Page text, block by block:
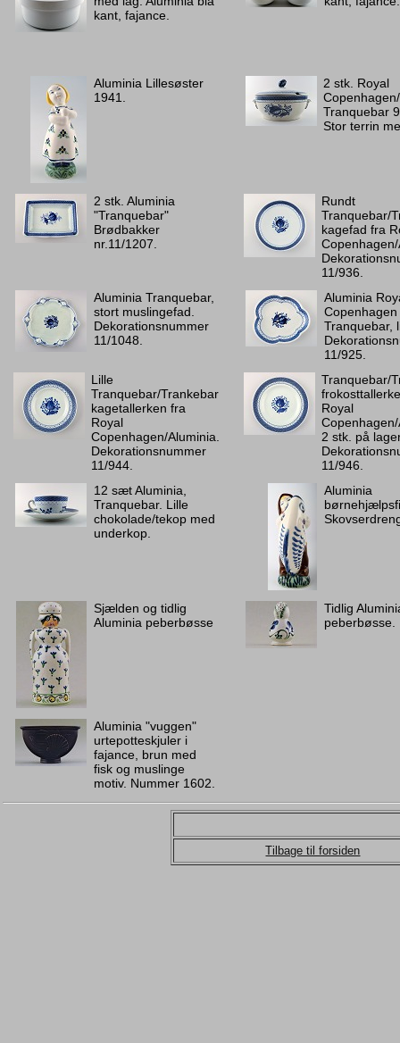
kant, fajance.
Aluminia Lillesøster
1941.
2 stk. Royal
Tranquebar
Stor terrin
2 stk. Aluminia
"Tranquebar"
Brødbakker
nr.11/1207.
Rundt
Tranquebar/
kagefad fra
11/936.
Aluminia Tranquebar,
stort muslingefad.
Dekorationsnummer
11/1048.
Aluminia
Copenhagen
Tranquebar,
11/925.
Lille
Tranquebar/Trankebar
kagetallerken fra
Royal
Copenhagen/Aluminia.
Dekorationsnummer
11/944.
Tranquebar/
Royal
2 stk. på
11/946.
12 sæt Aluminia,
Tranquebar. Lille
chokolade/tekop med
underkop.
Aluminia
Sjælden og tidlig
Aluminia peberbøsse
Tidlig
peberbøsse.
Aluminia "vuggen"
urtepotteskjuler i
fajance, brun med
fisk og muslinge
motiv. Nummer 1602.
Tilbage til forsiden